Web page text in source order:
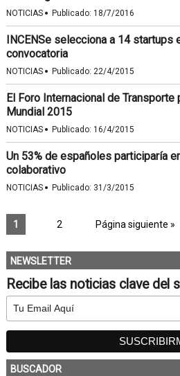
NOTICIAS · Publicado: 18/7/2016
INCENSe selecciona a 14 startups
convocatoria
NOTICIAS · Publicado: 22/4/2015
El Foro Internacional de Transporte
Mundial 2015
NOTICIAS · Publicado: 16/4/2015
Un 53% de españoles participaría
colaborativo
NOTICIAS · Publicado: 31/3/2015
1 2 Página siguiente »
NEWSLETTER
Recibe las noticias clave del
BUSCADOR